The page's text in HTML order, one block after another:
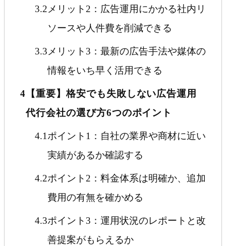
3.2メリット2：広告運用にかかる社内リ
ソースや人件費を削減できる
3.3メリット3：最新の広告手法や媒体の
情報をいち早く活用できる
4 【重要】格安でも失敗しない広告運用
代行会社の選び方6つのポイント
4.1ポイント1：自社の業界や商材に近い
実績があるか確認する
4.2ポイント2：料金体系は明確か、追加
費用の有無を確かめる
4.3ポイント3：運用状況のレポートと改
善提案がもらえるか